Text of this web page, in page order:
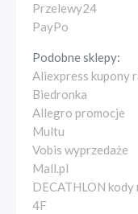
Przelewy24
PayPo
Podobne sklepy:
Aliexpress kupony
Biedronka
Allegro promocje
Multu
Vobis wyprzedaże
Mall.pl
DECATHLON
4F